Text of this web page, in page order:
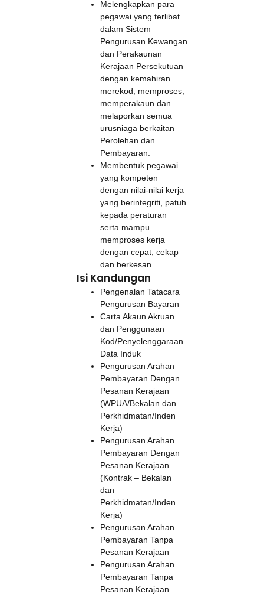
Melengkapkan para
pegawai yang terlibat
dalam Sistem
Pengurusan Kewangan
dan Perakaunan
Kerajaan Persekutuan
dengan kemahiran
merekod, memproses,
memperakaun dan
melaporkan semua
urusniaga berkaitan
Perolehan dan
Pembayaran.
Membentuk pegawai
yang kompeten
dengan nilai-nilai kerja
yang berintegriti, patuh
kepada peraturan
serta mampu
memproses kerja
dengan cepat, cekap
dan berkesan.
Isi Kandungan
Pengenalan Tatacara
Pengurusan Bayaran
Carta Akaun Akruan
dan Penggunaan
Kod/Penyelenggaraan
Data Induk
Pengurusan Arahan
Pembayaran Dengan
Pesanan Kerajaan
(WPUA/Bekalan dan
Perkhidmatan/Inden
Kerja)
Pengurusan Arahan
Pembayaran Dengan
Pesanan Kerajaan
(Kontrak – Bekalan
dan
Perkhidmatan/Inden
Kerja)
Pengurusan Arahan
Pembayaran Tanpa
Pesanan Kerajaan
Pengurusan Arahan
Pembayaran Tanpa
Pesanan Kerajaan